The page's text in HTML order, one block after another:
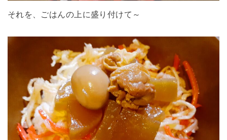
それを、ごはんの上に盛り付けて～